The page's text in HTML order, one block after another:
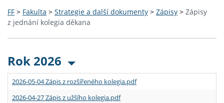
FF > Fakulta > Strategie a další dokumenty > Zápisy > Zápisy
z jednání kolegia děkana
Rok 2026
2026-05-04 Zápis z rozšířeného kolegia.pdf
2026-04-27 Zápis z užšího kolegia.pdf